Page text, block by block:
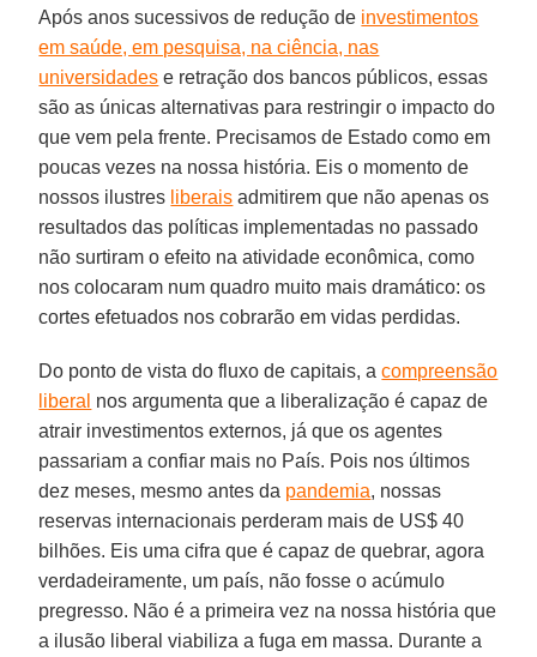
Após anos sucessivos de redução de investimentos
em saúde, em pesquisa, na ciência, nas
universidades e retração dos bancos públicos, essas
são as únicas alternativas para restringir o impacto do
que vem pela frente. Precisamos de Estado como em
poucas vezes na nossa história. Eis o momento de
nossos ilustres liberais admitirem que não apenas os
resultados das políticas implementadas no passado
não surtiram o efeito na atividade econômica, como
nos colocaram num quadro muito mais dramático: os
cortes efetuados nos cobrarão em vidas perdidas.
Do ponto de vista do fluxo de capitais, acompreensão
liberal nos argumenta que a liberalização é capaz de
atrair investimentos externos, já que os agentes
passariam a confiar mais no País. Pois nos últimos
dez meses, mesmo antes da pandemia, nossas
reservas internacionais perderam mais de US$ 40
bilhões. Eis uma cifra que é capaz de quebrar, agora
verdadeiramente, um país, não fosse o acúmulo
pregresso. Não é a primeira vez na nossa história que
a ilusão liberal viabiliza a fuga em massa. Durante a